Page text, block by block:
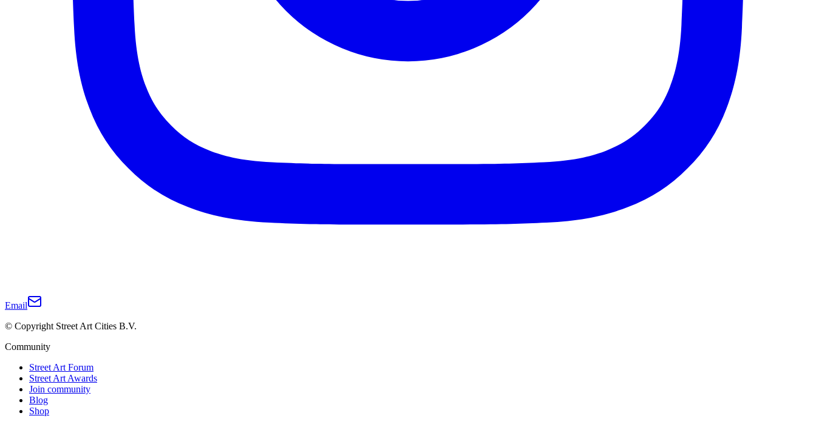
Email
© Copyright Street Art Cities B.V.
Community
Street Art Forum
Street Art Awards
Join community
Blog
Shop